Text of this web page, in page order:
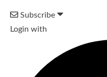
Subscribe
Login with